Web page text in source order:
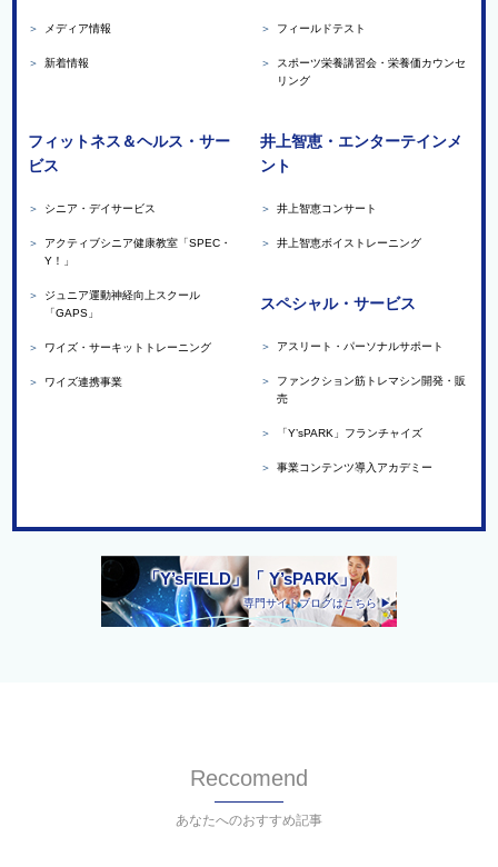
＞ メディア情報
＞ 新着情報
＞ フィールドテスト
＞
スポーツ栄養講習会・栄養価カウンセ
リング
フィットネス＆ヘルス・サー
ビス
＞ シニア・デイサービス
＞
アクティブシニア健康教室「SPEC・
Y！」
＞
ジュニア運動神経向上スクール
「GAPS」
＞ ワイズ・サーキットトレーニング
＞ ワイズ連携事業
井上智恵・エンターテインメ
ント
＞ 井上智恵コンサート
＞ 井上智恵ボイストレーニング
スペシャル・サービス
＞ アスリート・パーソナルサポート
＞
ファンクション筋トレマシン開発・販
売
＞ 「Y’sPARK」フランチャイズ
＞ 事業コンテンツ導入アカデミー
「Y’sFIELD」「 Y’sPARK」
専門サイトブログはこちら ▶
Reccomend
あなたへのおすすめ記事